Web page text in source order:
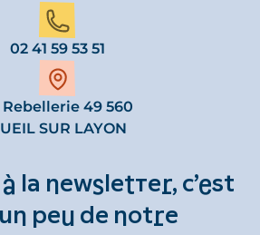
02 41 59 53 51
Rebellerie 49 560
SUR LAYON
la newsletter, c’est
peu de notre